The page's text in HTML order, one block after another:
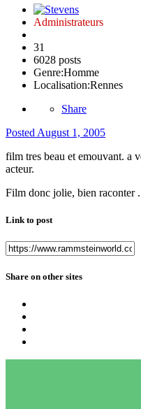
Administrateurs
31
6028 posts
Genre:Homme
Localisation:Rennes
Share
Posted August 1, 2005
film tres beau et emouvant. a
acteur.
Film donc jolie, bien raconter
Link to post
Share on other sites